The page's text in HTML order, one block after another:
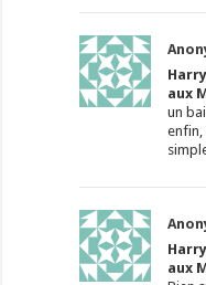
aux
un
enfin,
aux